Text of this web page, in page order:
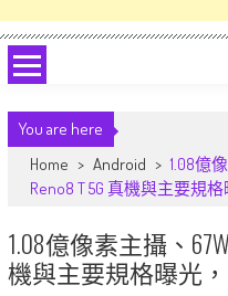
You are here
Home > Android > 1.08億
Reno8 T 5G 真機與主要規
1.08億像素主攝、67W
機與主要規格曝光